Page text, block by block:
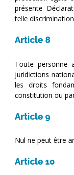
présente
telle
Article 8
Toute personne
juridictions
les droits
constitution ou
Article 9
Nul ne peut être
Article 10